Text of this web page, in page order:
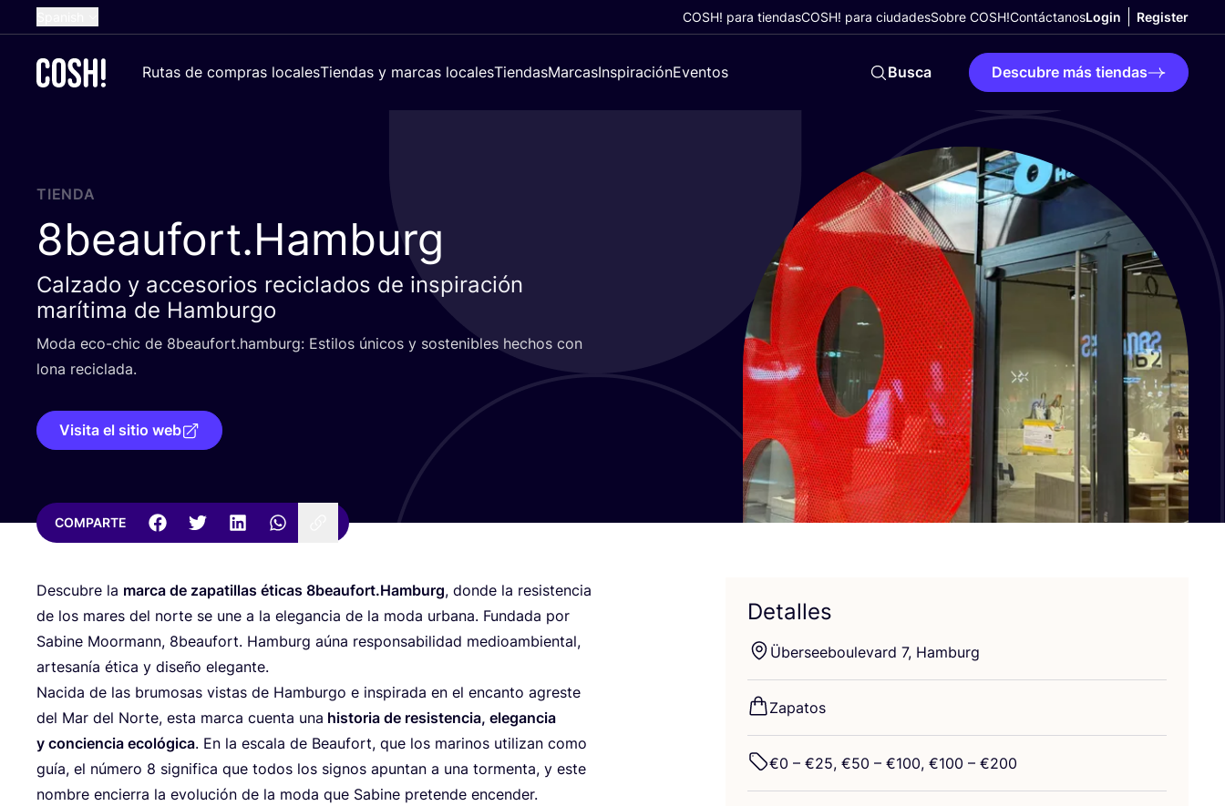
Dutch
Croatian
COSH! para tiendasCOSH! para ciudadesSobre COSH!ContáctanosLogin Register
Rutas de compras localesTiendas y marcas localesTiendasMarcasInspiraciónEventos Busca Descubre más tiendas
TIENDA
8beaufort.Hamburg
Calzado y accesorios reciclados de inspiración
marítima de Hamburgo
Moda eco-chic de 8beaufort.hamburg: Esti­los úni­cos y sos­te­ni­bles hechos con
lona reciclada.
Visita el sitio web
COMPARTE
Des­cu­bre la mar­ca de zapa­ti­llas éti­cas 8beaufort.Hamburg, don­de la resis­ten­cia
de los mares del nor­te se une a la ele­gan­cia de la moda urba­na. Fun­da­da por
Sabi­ne Moor­mann, 8beaufort. Ham­burg aúna res­pon­sa­bi­li­dad medioam­bien­tal,
arte­sa­nía éti­ca y dise­ño elegante.
Naci­da de las bru­mo­sas vis­tas de Ham­bur­go e ins­pi­ra­da en el encan­to agres­te
del Mar del Nor­te, esta mar­ca cuen­ta una his­to­ria de resis­ten­cia, ele­gan­cia
y con­cien­cia eco­ló­gi­ca. En la esca­la de Beau­fort, que los mari­nos uti­li­zan como
guía, el núme­ro 8 sig­ni­fi­ca que todos los sig­nos apun­tan a una tor­men­ta, y este
nom­bre encie­rra la evo­lu­ción de la moda que Sabi­ne pre­ten­de encender.
Detalles
Über­see­bou­le­vard 7, Hamburg
Zapa­tos
€0 – €25, €50 – €100, €100 – €200